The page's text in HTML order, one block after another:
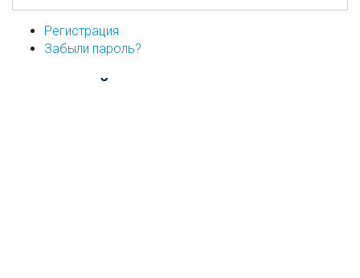
Регистрация
Забыли пароль?
...или войдите используя